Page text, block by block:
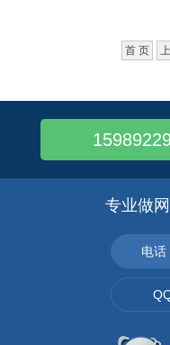
首 页
专业做
电